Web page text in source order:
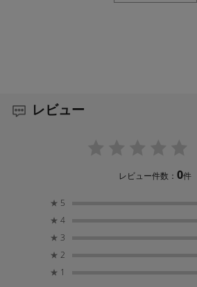
TM-30 RG (平均)
レビュー
レビュー件数：0件
★ 5
★ 4
★ 3
★ 2
★ 1